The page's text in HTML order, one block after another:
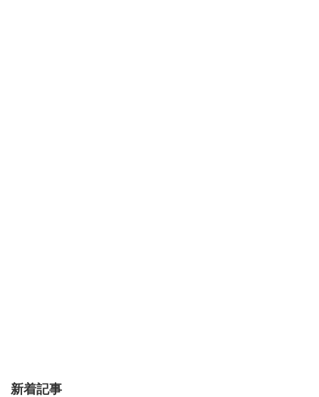
新着記事